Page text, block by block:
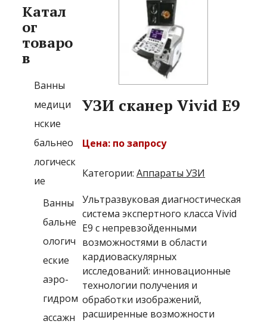
Катал
ог
товаро
в
Ванны
медици
нские
бальнео
логическ
ие
Ванны
бальне
ологич
еские
аэро-
гидром
ассажн
УЗИ сканер Vivid E9
Цена: по запросу
Категории:Аппараты УЗИ
Ультразвуковая диагностическая
система экспертного класса Vivid
E9 с непревзойденными
возможностями в области
кардиоваскулярных
исследований: инновационные
технологии получения и
обработки изображений,
расширенные возможности